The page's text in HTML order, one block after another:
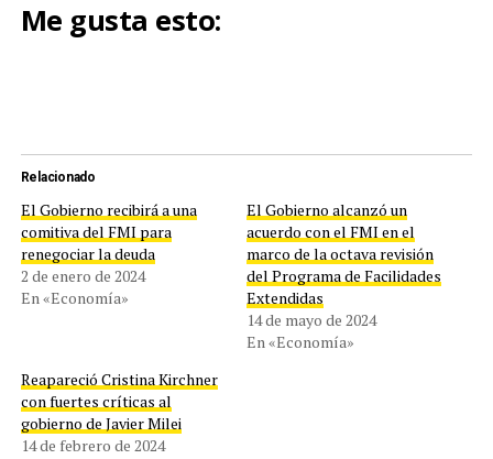
Me gusta esto:
Relacionado
El Gobierno recibirá a una
comitiva del FMI para
renegociar la deuda
2 de enero de 2024
En «Economía»
El Gobierno alcanzó un
acuerdo con el FMI en el
marco de la octava revisión
del Programa de Facilidades
Extendidas
14 de mayo de 2024
En «Economía»
Reapareció Cristina Kirchner
con fuertes críticas al
gobierno de Javier Milei
14 de febrero de 2024